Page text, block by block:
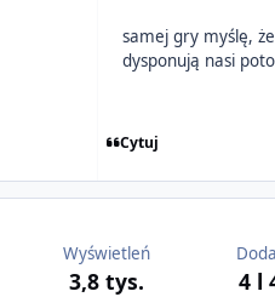
samej gry myślę,
dysponują nasi
Cytuj
Wyświetleń
3,8 tys. 4 l